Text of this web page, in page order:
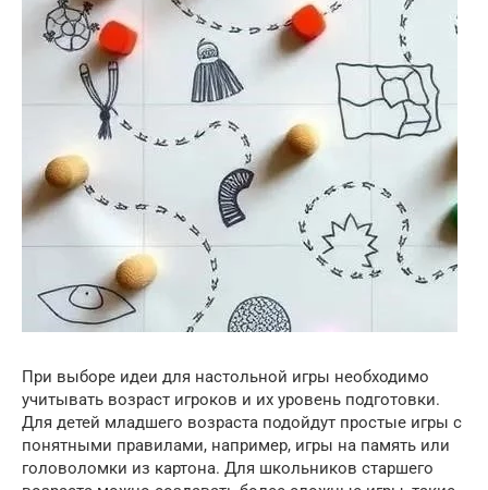
При выборе идеи для настольной игры необходимо
учитывать возраст игроков и их уровень подготовки.
Для детей младшего возраста подойдут простые игры с
понятными правилами, например, игры на память или
головоломки из картона. Для школьников старшего